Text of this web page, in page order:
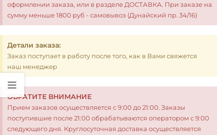
оформлении заказа, или в разделе ДОСТАВКА. При заказе на
сумму меньше 1800 руб - самовывоз (Дунайский пр. 34/16)
Детали заказа:
Заказ поступает в работу после того, как в Вами свяжется
наш менеджер
ОБРАТИТЕ ВНИМАНИЕ
Прием заказов осуществляется с 9:00 до 21:00. Заказы
поступившие после 21:00 обрабатываются оператором с 9:00
следующего дня. Круглосуточная доставка осуществляется